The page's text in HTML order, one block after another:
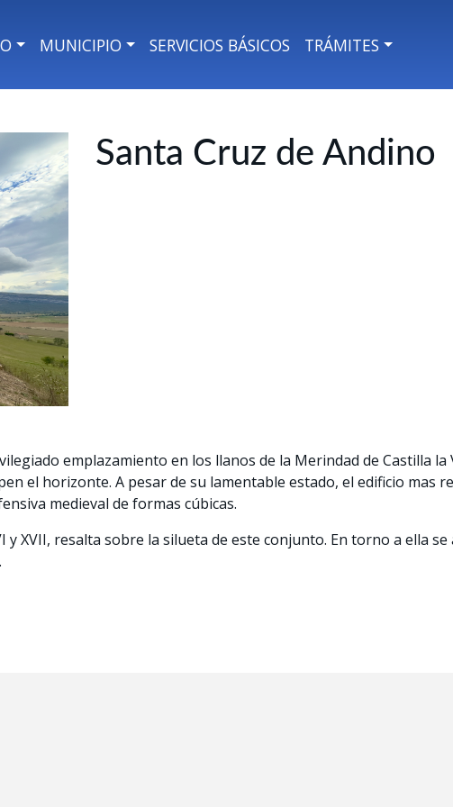
MUNICIPIO SERVICIOS BÁSICOS TRÁMITES
Santa Cruz de Andino
emplazamiento en los llanos de la Merindad de Castilla la
el horizonte. A pesar de su lamentable estado, el edificio mas
medieval de formas cúbicas.
XVII, resalta sobre la silueta de este conjunto. En torno a ella